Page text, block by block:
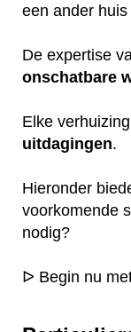
een ander
De expertise
onschatbare
Elke
uitdagingen.
Hieronder
voorkomende
nodig?
ᐅ Begin nu